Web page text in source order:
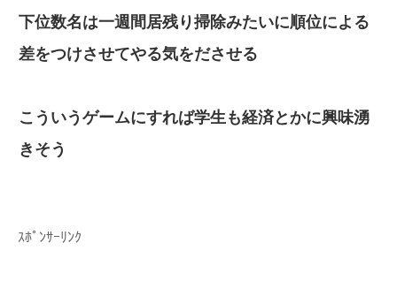
下位数名は一週間居残り掃除みたいに順位による
差をつけさせてやる気をださせる
こういうゲームにすれば学生も経済とかに興味湧
きそう
ｽﾎﾟﾝｻｰﾘﾝｸ